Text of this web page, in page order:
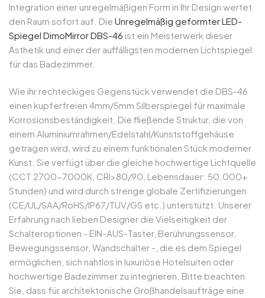
Integration einer unregelmäßigen Form in Ihr Design wertet
den Raum sofort auf. Die Unregelmäßig geformter LED-
Spiegel DimoMirror DBS-46 ist ein Meisterwerk dieser
Ästhetik und einer der auffälligsten modernen Lichtspiegel
für das Badezimmer.
Wie ihr rechteckiges Gegenstück verwendet die DBS-46
einen kupferfreien 4mm/5mm Silberspiegel für maximale
Korrosionsbeständigkeit. Die fließende Struktur, die von
einem Aluminiumrahmen/Edelstahl/Kunststoffgehäuse
getragen wird, wird zu einem funktionalen Stück moderner
Kunst. Sie verfügt über die gleiche hochwertige Lichtquelle
(CCT 2700-7000K, CRI>80/90, Lebensdauer: 50.000+
Stunden) und wird durch strenge globale Zertifizierungen
(CE/UL/SAA/RoHS/IP67/TUV/GS etc.) unterstützt. Unserer
Erfahrung nach lieben Designer die Vielseitigkeit der
Schalteroptionen - EIN-AUS-Taster, Berührungssensor,
Bewegungssensor, Wandschalter -, die es dem Spiegel
ermöglichen, sich nahtlos in luxuriöse Hotelsuiten oder
hochwertige Badezimmer zu integrieren. Bitte beachten
Sie, dass für architektonische Großhandelsaufträge eine